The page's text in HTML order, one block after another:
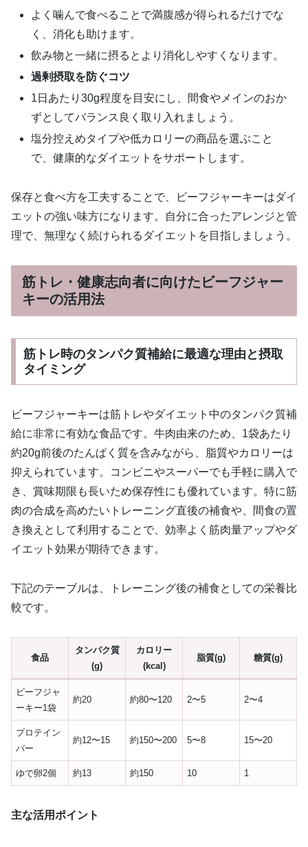
よく噛んで食べることで満腹感が得られるだけでな
く、消化も助けます。
飲み物と一緒に摂るとより消化しやすくなります。
過剰摂取を防ぐコツ
1日あたり30g程度を目安にし、間食やメインのおか
ずとしてバランス良く取り入れましょう。
塩分控えめタイプや低カロリーの商品を選ぶこと
で、健康的なダイエットをサポートします。
保存と食べ方を工夫することで、ビーフジャーキーはダイ
エットの強い味方になります。自分に合ったアレンジと管
理で、無理なく続けられるダイエットを目指しましょう。
筋トレ・健康志向者に向けたビーフジャー
キーの活用法
筋トレ時のタンパク質補給に最適な理由と摂取
タイミング
ビーフジャーキーは筋トレやダイエット中のタンパク質補
給に非常に有効な食品です。牛肉由来のため、1袋あたり
約20g前後のたんぱく質を含みながら、脂質やカロリーは
抑えられています。コンビニやスーパーでも手軽に購入で
き、賞味期限も長いため保存性にも優れています。特に筋
肉の合成を高めたいトレーニング直後の補食や、間食の置
き換えとして利用することで、効率よく筋肉量アップやダ
イエット効果が期待できます。
下記のテーブルは、トレーニング後の補食としての栄養比
較です。
食品
タンパク質
(g)
カロリー
(kcal)
脂質(g) 糖質(g)
ビーフジャ
ーキー1袋
約20 約80〜120 2〜5 2〜4
プロテイン
バー
約12〜15 約150〜200 5〜8 15〜20
ゆで卵2個 約13 約150 10 1
主な活用ポイント